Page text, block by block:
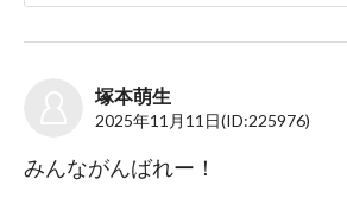
塚本萌生
2025年11月11日(ID:225976)
みんながんばれー！